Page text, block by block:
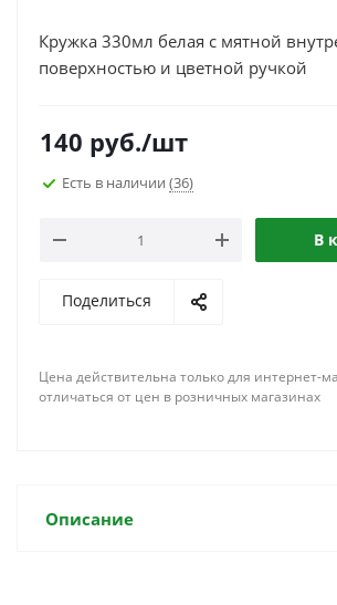
Кружка 330мл белая с мятной
поверхностью и цветной ручкой
140 руб./шт
Есть в наличии (36)
В
Поделиться
Цена действительна только для интернет-
отличаться от цен в розничных магазинах
Описание